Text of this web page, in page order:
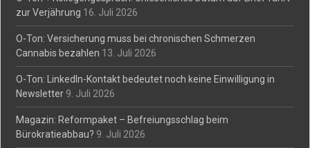
zur Verjährung 16. Juli 2026
O-Ton: Versicherung muss bei chronischen Schmerzen
Cannabis bezahlen 13. Juli 2026
O-Ton: LinkedIn-Kontakt bedeutet noch keine Einwilligung in
Newsletter 9. Juli 2026
Magazin: Reformpaket – Befreiungsschlag beim
Bürokratieabbau? 9. Juli 2026